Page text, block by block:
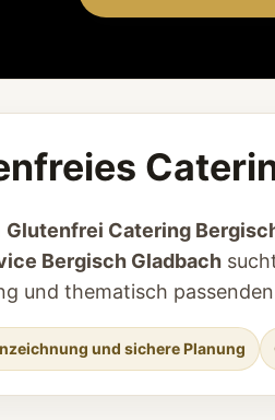
Glutenfrei Catering
Bergisch Gladbach
und thematisch
und sichere Planung